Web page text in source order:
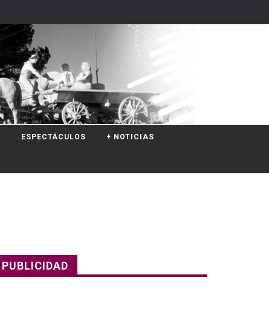
ESPECTÁCULOS + NOTICIAS
PUBLICIDAD